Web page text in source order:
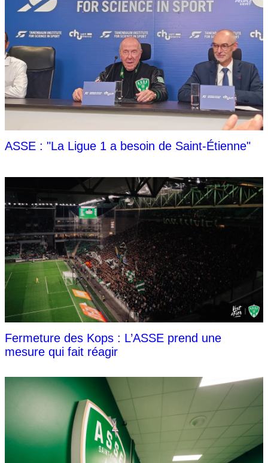
ASSE : "La Ligue 1 a besoin de Saint-Étienne"
Fermeture des Kops : L’ASSE prend une
mesure qui fait réagir